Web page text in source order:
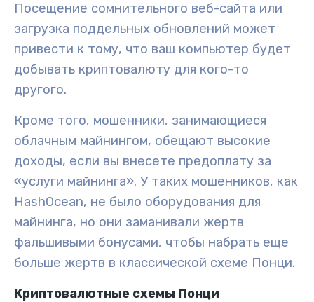
Посещение сомнительного веб-сайта или
загрузка поддельных обновлений может
привести к тому, что ваш компьютер будет
добывать криптовалюту для кого-то
другого.
Кроме того, мошенники, занимающиеся
облачным майнингом, обещают высокие
доходы, если вы внесете предоплату за
«услуги майнинга». У таких мошенников, как
HashOcean, не было оборудования для
майнинга, но они заманивали жертв
фальшивыми бонусами, чтобы набрать еще
больше жертв в классической схеме Понци.
Криптовалютные схемы Понци